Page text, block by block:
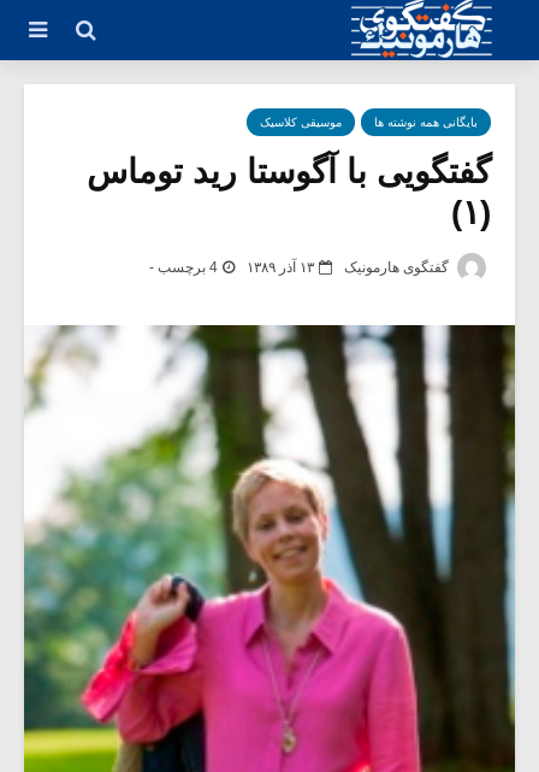
بایگانی همه نوشته ها موسیقی کلاسیک
گفتگویی با آگوستا رید توماس
(۱)
گفتگوی هارمونیک ۱۳ آذر ۱۳۸۹ 4 برچسب -